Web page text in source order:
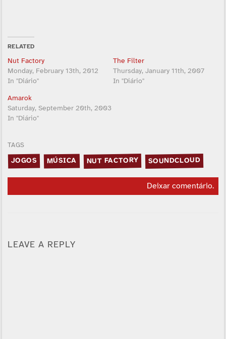
RELATED
Nut Factory
Monday, February 13th, 2012
In "Diário"
The Filter
Thursday, January 11th, 2007
In "Diário"
Amarok
Saturday, September 20th, 2003
In "Diário"
TAGS
JOGOS MÚSICA NUT FACTORY SOUNDCLOUD
Deixar comentário.
LEAVE A REPLY